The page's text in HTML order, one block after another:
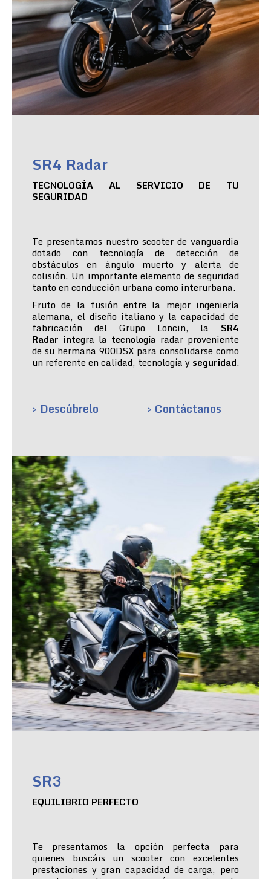
SR4 Radar
TECNOLOGÍA AL SERVICIO DE TU
SEGURIDAD
Te presentamos nuestro scooter de vanguardia
dotado con tecnología de detección de
obstáculos en ángulo muerto y alerta de
colisión. Un importante elemento de seguridad
tanto en conducción urbana como interurbana.
Fruto de la fusión entre la mejor ingeniería
alemana, el diseño italiano y la capacidad de
fabricación del Grupo Loncin, la SR4
Radar integra la tecnología radar proveniente
de su hermana 900DSX para consolidarse como
un referente en calidad, tecnología y seguridad.
> Descúbrelo > Contáctanos
SR3
EQUILIBRIO PERFECTO
Te presentamos la opción perfecta para
quienes buscáis un scooter con excelentes
prestaciones y gran capacidad de carga, pero